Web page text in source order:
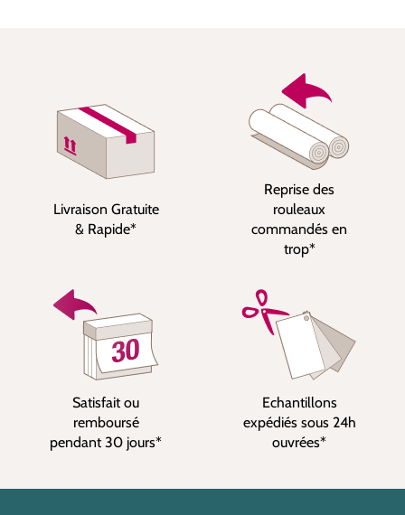
Livraison Gratuite
& Rapide*
Reprise des
rouleaux
commandés en
trop*
Satisfait ou
remboursé
pendant 30 jours*
Echantillons
expédiés sous 24h
ouvrées*